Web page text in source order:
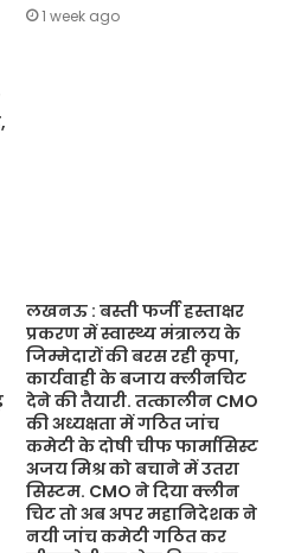
1 week ago
लखनऊ : बस्ती फर्जी हस्ताक्षर
प्रकरण में स्वास्थ्य मंत्रालय के
जिम्मेदारों की बरस रही कृपा,
कार्यवाही के बजाय क्लीनचिट
देने की तैयारी. तत्कालीन CMO
की अध्यक्षता में गठित जांच
कमेटी के दोषी चीफ फार्मासिस्ट
अजय मिश्र को बचाने में उतरा
सिस्टम. CMO ने दिया क्लीन
चिट तो अब अपर महानिदेशक ने
नयी जांच कमेटी गठित कर